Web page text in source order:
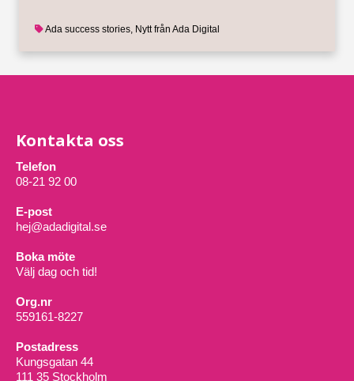
Ada success stories Nytt från Ada Digital
Kontakta oss
Telefon
08-21 92 00
E-post
hej@adadigital.se
Boka möte
Välj dag och tid!
Org.nr
559161-8227
Postadress
Kungsgatan 44
111 35 Stockholm